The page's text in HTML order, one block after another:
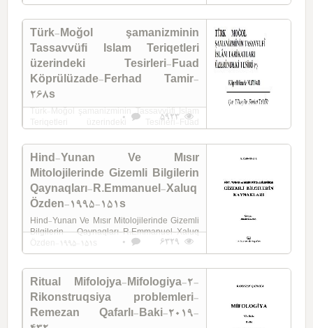
Türk-Moğol şamanizminin
Tassavvüfi Islam Teriqetleri
üzerindeki Tesirleri-Fuad
Köprülüzade-Ferhad Tamir-
268s
Türk-Moğol şamanizminin Tassavvüfi Islam
Teriqetleri üzerindeki Tesirleri-Fuad
5923
0
Hind-Yunan Ve Mısır
Mitolojilerinde Gizemli Bilgilerin
Qaynaqları-R.Emmanuel-Xaluq
Özden-1995-151s
Hind-Yunan Ve Mısır Mitolojilerinde Gizemli
Bilgilerin Qaynaqları-R.Emmanuel-Xaluq
6329
0
Ritual Mifolojya-Mifologiya-2-
Rikonstruqsiya problemleri-
Remezan Qafarlı-Baki-2019-